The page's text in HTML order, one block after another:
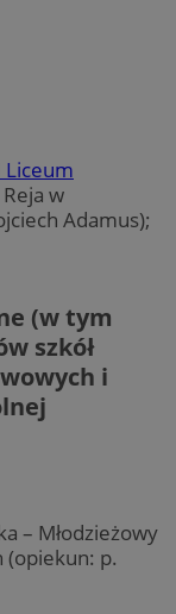
Liceum
w
Adamus);
(w tym
szkół
i
– Młodzieżowy
(opiekun: p.